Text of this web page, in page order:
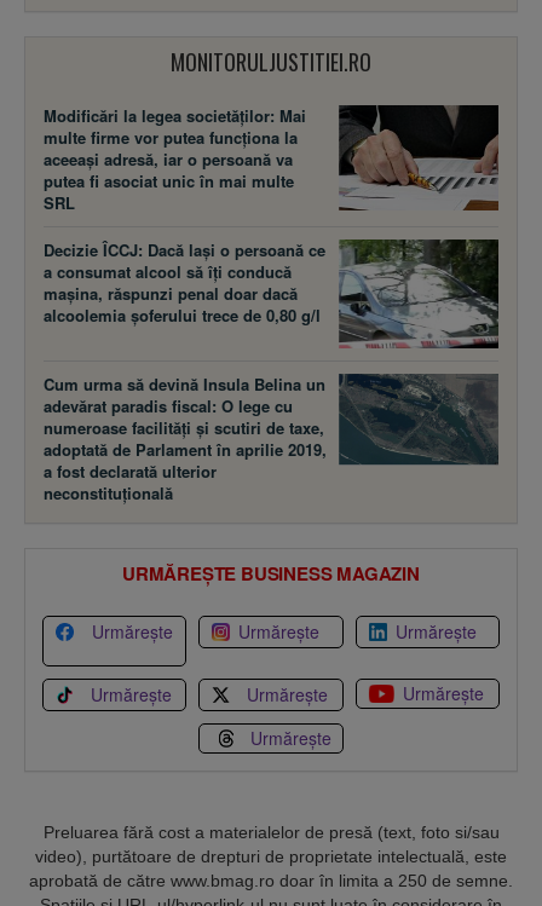
MONITORULJUSTITIEI.RO
Modificări la legea societăţilor: Mai
multe firme vor putea funcţiona la
aceeaşi adresă, iar o persoană va
putea fi asociat unic în mai multe
SRL
Decizie ÎCCJ: Dacă laşi o persoană ce
a consumat alcool să îţi conducă
maşina, răspunzi penal doar dacă
alcoolemia şoferului trece de 0,80 g/l
Cum urma să devină Insula Belina un
adevărat paradis fiscal: O lege cu
numeroase facilităţi şi scutiri de taxe,
adoptată de Parlament în aprilie 2019,
a fost declarată ulterior
neconstituţională
URMĂREȘTE BUSINESS MAGAZIN
Urmărește Urmărește Urmărește
Urmărește Urmărește
Urmărește
Urmărește
Preluarea fără cost a materialelor de presă (text, foto si/sau
video), purtătoare de drepturi de proprietate intelectuală, este
aprobată de către www.bmag.ro doar în limita a 250 de semne.